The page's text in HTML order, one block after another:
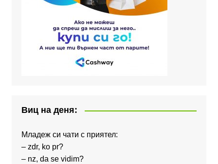
Виц на деня:
Младеж си чати с приятел:
– zdr, ko pr?
– nz, da se vidim?